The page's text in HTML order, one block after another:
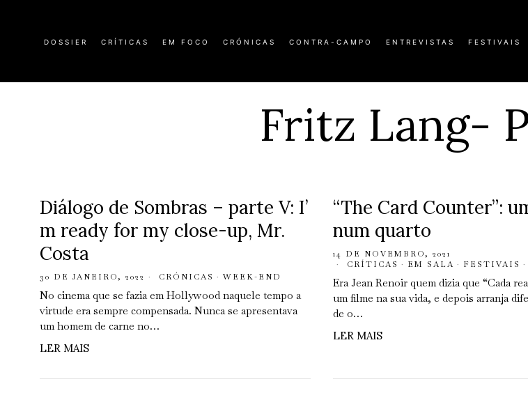
DOSSIER CRÍTICAS EM FOCO CRÓNICAS CONTRA-CAMPO ENTREVISTAS FESTIVAIS
Fritz Lang-
Diálogo de Sombras – parte V: I’
m ready for my close-up, Mr.
Costa
30 DE JANEIRO, 2022 CRÓNICAS · WEEK-END
No cinema que se fazia em Hollywood naquele tempo a
virtude era sempre compensada. Nunca se apresentava
um homem de carne no…
LER MAIS
“The Card Counter”:
num quarto
14 DE NOVEMBRO, 2021
CRÍTICAS · EM SALA · FESTIVAIS ·
Era Jean Renoir quem dizia que “Cada
um filme na sua vida, e depois arranja
de o…
LER MAIS